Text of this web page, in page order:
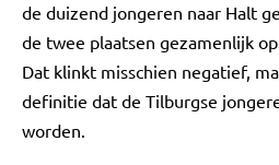
de duizend jongeren naar Halt
de twee plaatsen gezamenlijk
Dat klinkt misschien negatief,
definitie dat de Tilburgse
worden.